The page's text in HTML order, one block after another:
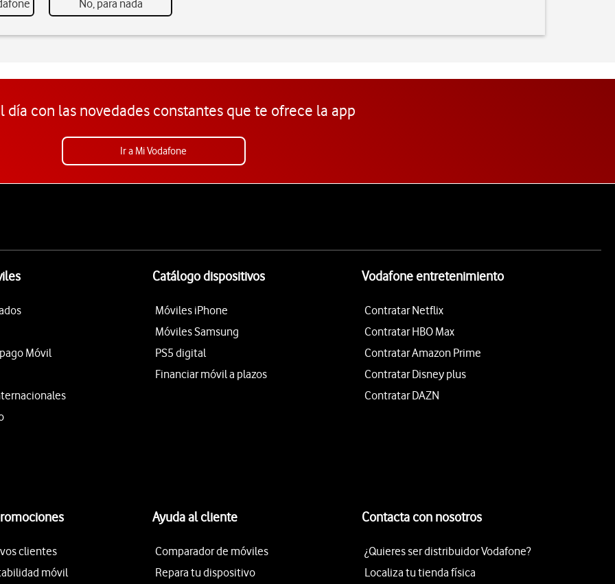
No, para nada
día con las novedades constantes que te ofrece la app
Ir a Mi Vodafone
Móvil
Catálogo dispositivos
Móviles iPhone
Móviles Samsung
PS5 digital
Financiar móvil a plazos
Vodafone entretenimiento
Contratar Netflix
Contratar HBO Max
Contratar Amazon Prime
Contratar Disney plus
Contratar DAZN
clientes
móvil
Ayuda al cliente
Comparador de móviles
Repara tu dispositivo
Contacta con nosotros
¿Quieres ser distribuidor Vodafone?
Localiza tu tienda física